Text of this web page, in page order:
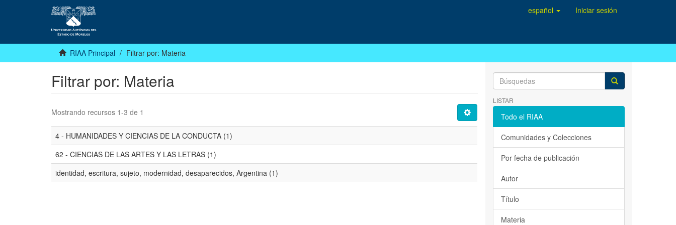
español Iniciar sesión
RIAA Principal Filtrar por: Materia
Filtrar por: Materia
Mostrando recursos 1-3 de 1
4 - HUMANIDADES Y CIENCIAS DE LA CONDUCTA (1)
62 - CIENCIAS DE LAS ARTES Y LAS LETRAS (1)
identidad, escritura, sujeto, modernidad, desaparecidos, Argentina (1)
LISTAR
Todo el RIAA
Comunidades y Colecciones
Por fecha de publicación
Autor
Título
Materia